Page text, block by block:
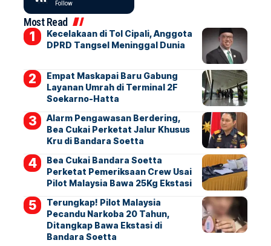
Follow
Most Read
Kecelakaan di Tol Cipali, Anggota
DPRD Tangsel Meninggal Dunia
Empat Maskapai Baru Gabung
Layanan Umrah di Terminal 2F
Soekarno-Hatta
Alarm Pengawasan Berdering,
Bea Cukai Perketat Jalur Khusus
Kru di Bandara Soetta
Bea Cukai Bandara Soetta
Perketat Pemeriksaan Crew Usai
Pilot Malaysia Bawa 25Kg Ekstasi
Terungkap! Pilot Malaysia
Pecandu Narkoba 20 Tahun,
Ditangkap Bawa Ekstasi di
Bandara Soetta